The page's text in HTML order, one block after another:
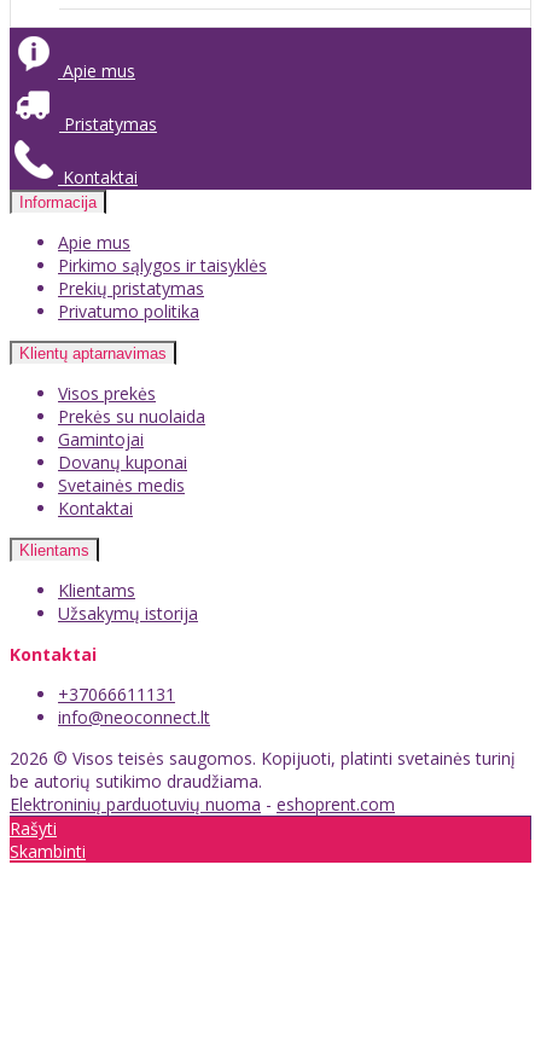
Apie mus
Pristatymas
Kontaktai
Informacija
Apie mus
Pirkimo sąlygos ir taisyklės
Prekių pristatymas
Privatumo politika
Klientų aptarnavimas
Visos prekės
Prekės su nuolaida
Gamintojai
Dovanų kuponai
Svetainės medis
Kontaktai
Klientams
Klientams
Užsakymų istorija
Kontaktai
+37066611131
info@neoconnect.lt
2026 © Visos teisės saugomos. Kopijuoti, platinti svetainės turinį
be autorių sutikimo draudžiama.
Elektroninių parduotuvių nuoma - eshoprent.com
Rašyti
Skambinti